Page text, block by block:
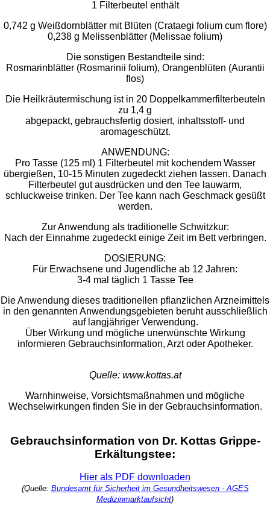
1 Filterbeutel enthält
0,742 g Weißdornblätter mit Blüten (Crataegi folium cum flore)
0,238 g Melissenblätter (Melissae folium)
Die sonstigen Bestandteile sind:
Rosmarinblätter (Rosmarinii folium), Orangenblüten (Aurantii
flos)
Die Heilkräutermischung ist in 20 Doppelkammerfilterbeuteln
zu 1,4 g
abgepackt, gebrauchsfertig dosiert, inhaltsstoff- und
aromageschützt.
ANWENDUNG:
Pro Tasse (125 ml) 1 Filterbeutel mit kochendem Wasser
übergießen, 10-15 Minuten zugedeckt ziehen lassen. Danach
Filterbeutel gut ausdrücken und den Tee lauwarm,
schluckweise trinken. Der Tee kann nach Geschmack gesüßt
werden.
Zur Anwendung als traditionelle Schwitzkur:
Nach der Einnahme zugedeckt einige Zeit im Bett verbringen.
DOSIERUNG:
Für Erwachsene und Jugendliche ab 12 Jahren:
3-4 mal täglich 1 Tasse Tee
Die Anwendung dieses traditionellen pflanzlichen Arzneimittels
in den genannten Anwendungsgebieten beruht ausschließlich
auf langjähriger Verwendung.
Über Wirkung und mögliche unerwünschte Wirkung
informieren Gebrauchsinformation, Arzt oder Apotheker.
Quelle: www.kottas.at
Warnhinweise, Vorsichtsmaßnahmen und mögliche
Wechselwirkungen finden Sie in der Gebrauchsinformation.
Gebrauchsinformation von Dr. Kottas Grippe-
Erkältungstee:
Hier als PDF downloaden
(Quelle: Bundesamt für Sicherheit im Gesundheitswesen - AGES
Medizinmarktaufsicht)